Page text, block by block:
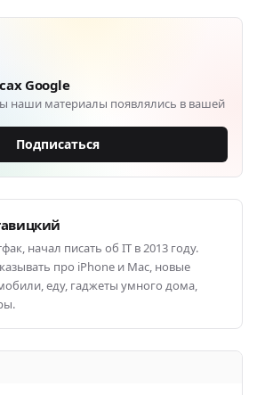
Google
наши материалы появлялись в вашей
Подписаться
начал писать об IT в 2013 году.
про iPhone и Mac, новые
еду, гаджеты умного дома,